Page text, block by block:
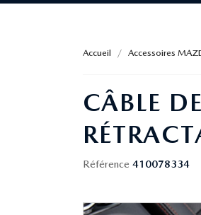
Accueil Accessoires
CÂBLE
Référence 410078334